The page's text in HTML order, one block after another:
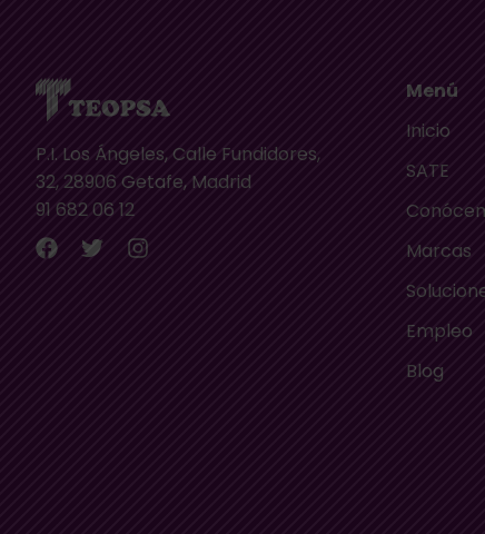
P.I. Los Ángeles, Calle Fundidores,
32, 28906 Getafe, Madrid
91 682 06 12
Menú
Inicio
SATE
Marcas
Empleo
Blog